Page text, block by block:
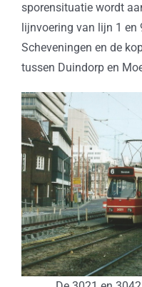
sporensituatie wordt
lijnvoering van lijn 1
Scheveningen en de
tussen Duindorp en